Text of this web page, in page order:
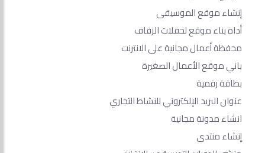
إنشاء موقع الموسيقى
أداة بناء موقع لحفلات الزفاف
محفظة أعمال مجانية على الانترنت
باني موقع الأعمال الصغيرة
بطاقة رقمية
عنوان البريد الإلكتروني للنشاط التجاري
انشاء مدونة مجانية
إنشاء منتدى